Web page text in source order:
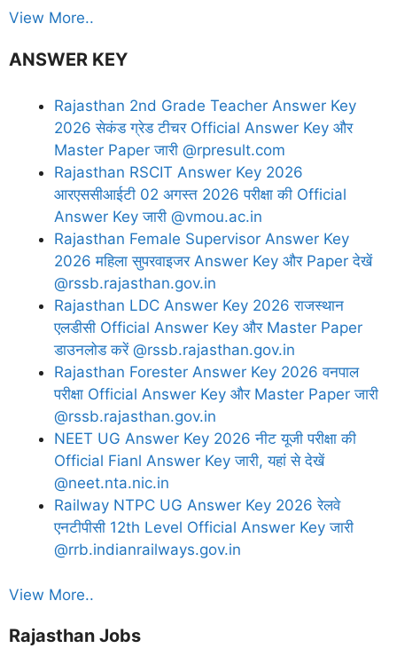
View More..
ANSWER KEY
Rajasthan 2nd Grade Teacher Answer Key
2026 सेकंड ग्रेड टीचर Official Answer Key और
Master Paper जारी @rpresult.com
Rajasthan RSCIT Answer Key 2026
आरएससीआईटी 02 अगस्त 2026 परीक्षा की Official
Answer Key जारी @vmou.ac.in
Rajasthan Female Supervisor Answer Key
2026 महिला सुपरवाइजर Answer Key और Paper देखें
@rssb.rajasthan.gov.in
Rajasthan LDC Answer Key 2026 राजस्थान
एलडीसी Official Answer Key और Master Paper
डाउनलोड करें @rssb.rajasthan.gov.in
Rajasthan Forester Answer Key 2026 वनपाल
परीक्षा Official Answer Key और Master Paper जारी
@rssb.rajasthan.gov.in
NEET UG Answer Key 2026 नीट यूजी परीक्षा की
Official Fianl Answer Key जारी, यहां से देखें
@neet.nta.nic.in
Railway NTPC UG Answer Key 2026 रेलवे
एनटीपीसी 12th Level Official Answer Key जारी
@rrb.indianrailways.gov.in
View More..
Rajasthan Jobs